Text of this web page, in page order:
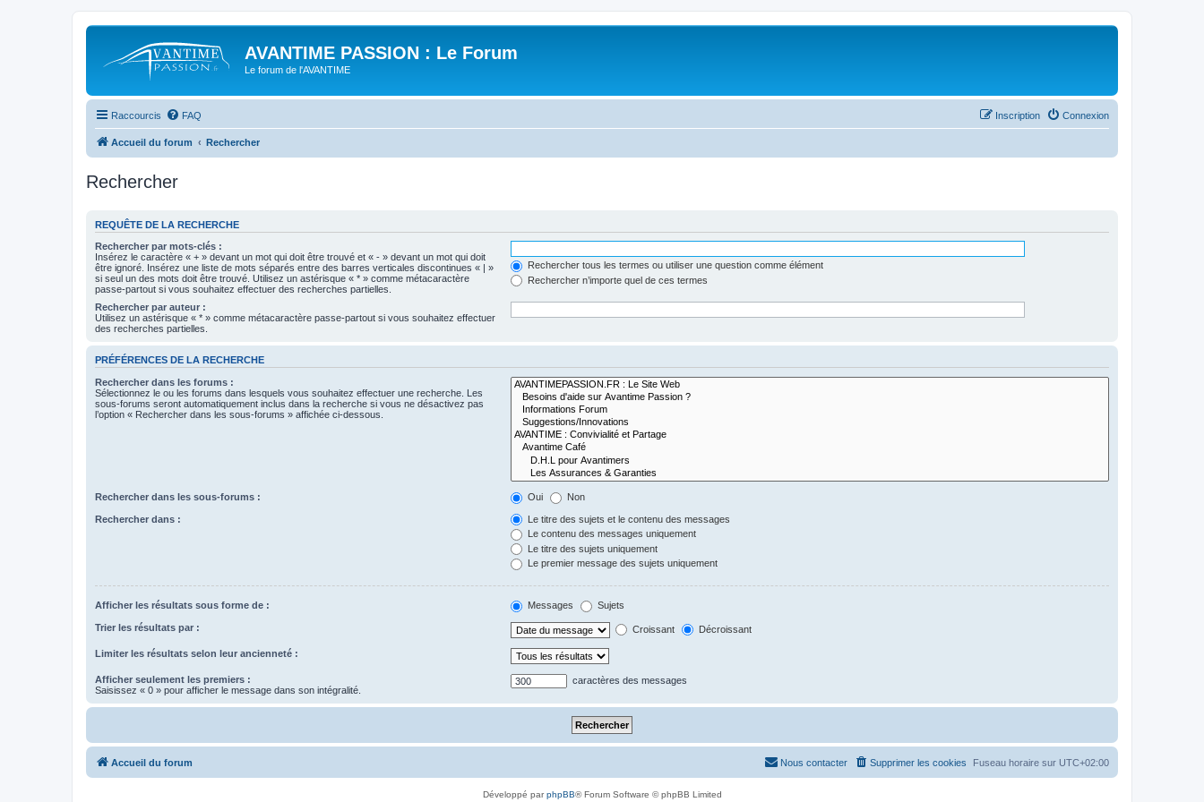
AVANTIME PASSION : Le Forum
Le forum de l'AVANTIME
Raccourcis FAQ Connexion
Inscription
Accueil du forum Rechercher
Rechercher
REQUÊTE DE LA RECHERCHE
Rechercher par mots-clés :
Insérez le caractère « + » devant un mot qui doit être trouvé et « - » devant un mot qui doit
être ignoré. Insérez une liste de mots séparés entre des barres verticales discontinues « | »
si seul un des mots doit être trouvé. Utilisez un astérisque « * » comme métacaractère
passe-partout si vous souhaitez effectuer des recherches partielles.
Rechercher tous les termes ou utiliser une question comme élément
Rechercher n’importe quel de ces termes
Rechercher par auteur :
Utilisez un astérisque « * » comme métacaractère passe-partout si vous souhaitez effectuer
des recherches partielles.
PRÉFÉRENCES DE LA RECHERCHE
Rechercher dans les forums :
Sélectionnez le ou les forums dans lesquels vous souhaitez effectuer une recherche. Les
sous-forums seront automatiquement inclus dans la recherche si vous ne désactivez pas
l’option « Rechercher dans les sous-forums » affichée ci-dessous.
Rechercher dans les sous-forums : Oui Non
Rechercher dans :
Le titre des sujets et le contenu des messages
Le contenu des messages uniquement
Le titre des sujets uniquement
Le premier message des sujets uniquement
Afficher les résultats sous forme de : Messages Sujets
Trier les résultats par : Croissant Décroissant
Limiter les résultats selon leur ancienneté :
Afficher seulement les premiers :
Saisissez « 0 » pour afficher le message dans son intégralité.
caractères des messages
Accueil du forum Fuseau horaire sur UTC+02:00
Supprimer les cookies
Nous contacter
Développé parphpBB® Forum Software © phpBB Limited